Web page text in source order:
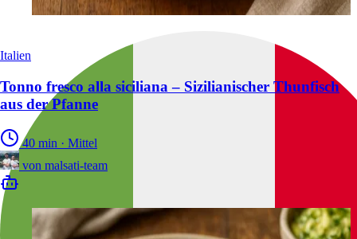
Italien
Tonno fresco alla siciliana – Sizilianischer Thunfisch
aus der Pfanne
40 min · Mittel
von malsati-team